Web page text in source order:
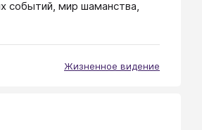
событий, мир шаманства,
Жизненное видение